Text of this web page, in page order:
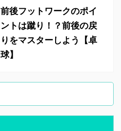
前後フットワークのポイ
ントは蹴り！？前後の戻
りをマスターしよう【卓
球】